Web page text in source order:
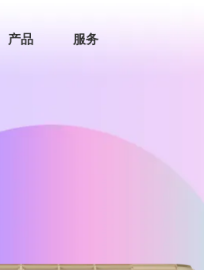
产品 服务